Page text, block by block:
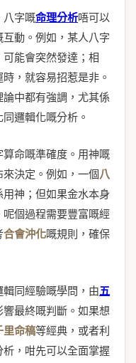
八字嘅命理分析唔可以
動。例如，某人八字
能會突然發達；相
，就容易招惹是非。
論中都有強調，尤其係
邏輯化嘅分析。
命嘅準確度。用神嘅
來決定。例如，一個八
神；但如果金水本身
個過程需要豐富嘅經
合會沖化嘅規則，確保
同經驗嘅學問，由五
響最終嘅判斷。如果想
里命稿等經典，或者利
析，咁先可以全面掌握